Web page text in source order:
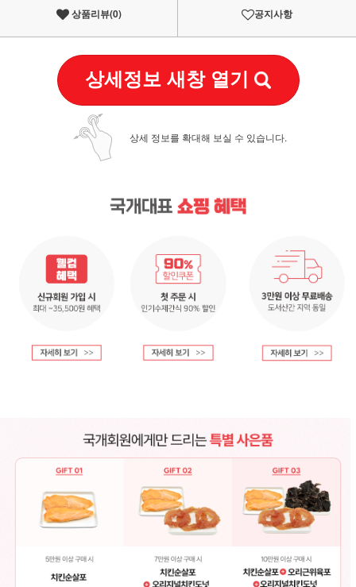
상품리뷰(0) 공지사항
상세정보 새창 열기
상세 정보를 확대해 보실 수 있습니다.